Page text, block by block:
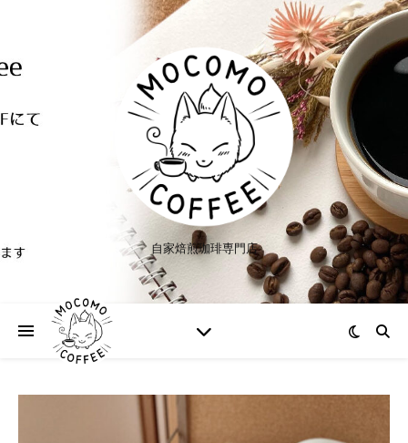
自家焙煎珈琲専門店